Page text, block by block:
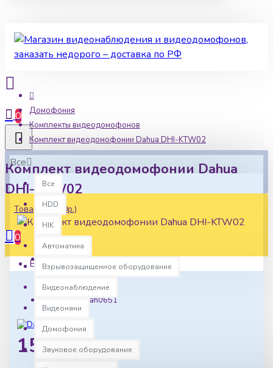
0
Все
Все
HDD
HIK
Автоматика
Взрывозащищенное оборудование
Видеонаблюдение
Видеоняни
Домофония
Звуковое оборудование
Товаров: 0 (0р.)
0
Ваша корзина пуста!
Домофония
Комплекты видеодомофонов
Комплект видеодомофонии Dahua DHI-KTW02
Комплект видеодомофонии Dahua
DHI-KTW02
15136р.
Наличие:
В наличии
dah0651